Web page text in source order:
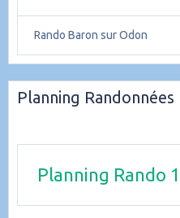
Rando Baron sur Odon
Planning Randonnées
Planning Rando